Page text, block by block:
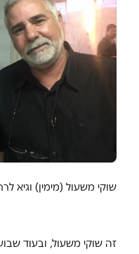
שוקי משעול (מימין) וגיא
זה שוקי משעול, ובעוד